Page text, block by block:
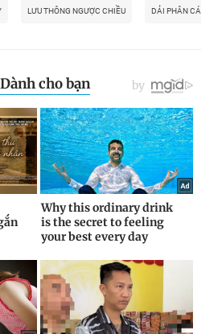
LƯU THÔNG NGƯỢC CHIỀU DẢI PHÂN CÁCH